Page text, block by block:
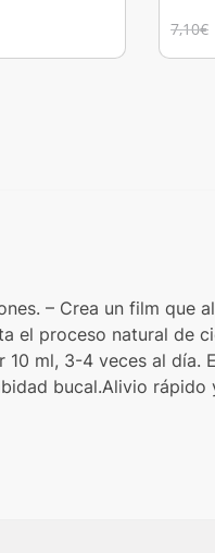
7,10€
– Crea un film que
el proceso natural de
ml, 3-4 veces al día.
bucal.Alivio rápido